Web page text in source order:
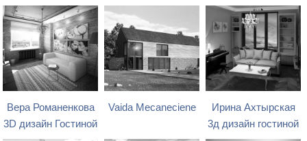
Вера Романенкова
3D дизайн Гостиной
Vaida Mecaneciene
Ирина Ахтырская
3д дизайн гостиной